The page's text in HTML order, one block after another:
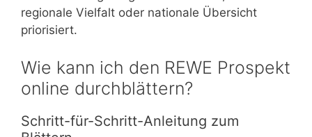
regionale Vielfalt oder nationale Übersicht
priorisiert.
Wie kann ich den REWE Prospekt
online durchblättern?
Schritt-für-Schritt-Anleitung zum